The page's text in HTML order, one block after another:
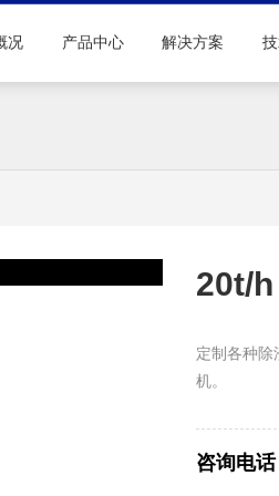
况 产品中心 解决方案
20t/
定制各种除
机。
咨询电话